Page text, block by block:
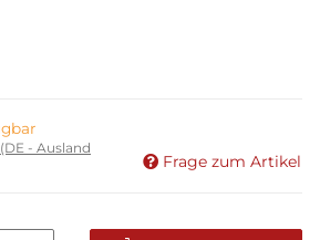
(DE - Ausland
Frage zum Artikel